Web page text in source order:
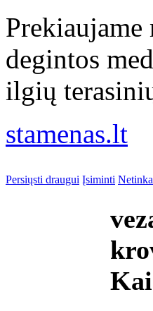
degintos
ilgių
stamenas.lt
Persiųsti draugui Įsiminti